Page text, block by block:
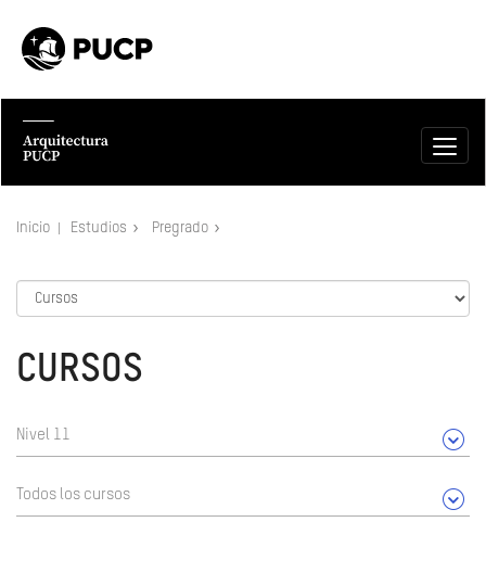
Inicio Estudios Pregrado
CURSOS
Nivel 11
Todos los cursos